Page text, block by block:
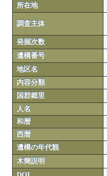
所在地
調査主体
発掘次数
遺構番号
地区名
内容分類
国郡郷里
人名
和暦
西暦
遺構の年代観
木簡説明